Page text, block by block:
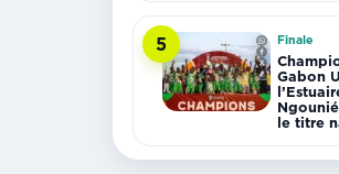
5 Finale
Gabon
le titre